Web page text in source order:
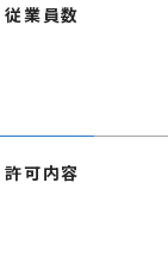
従業員数
許可内容